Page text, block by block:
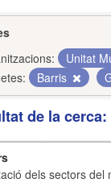
Unitat
Barris
de la
dels sectors del